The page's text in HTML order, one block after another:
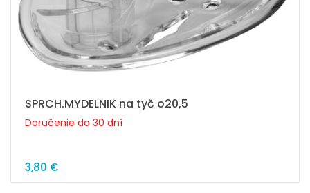
SPRCH.MYDELNIK na tyč o20,5
Doručenie do 30 dní
3,80 €